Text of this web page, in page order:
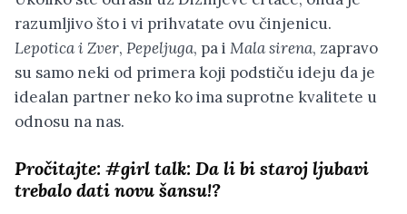
razumljivo što i vi prihvatate ovu činjenicu.
Lepotica i Zver, Pepeljuga, pa i Mala sirena, zapravo
su samo neki od primera koji podstiču ideju da je
idealan partner neko ko ima suprotne kvalitete u
odnosu na nas.
Pročitajte: #girl talk: Da li bi staroj ljubavi
trebalo dati novu šansu!?